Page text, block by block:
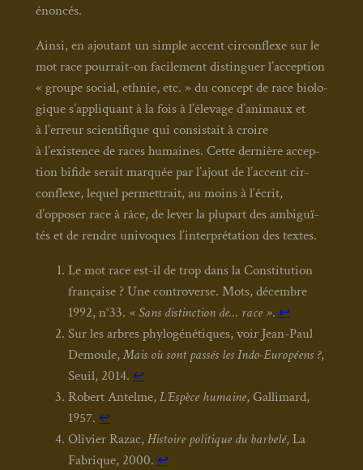
énon­cés.
Ain­si, en ajou­tant un simple accent cir­con­flexe sur le
mot race pour­rait-on faci­le­ment dis­tin­guer l’acception
« groupe social, eth­nie, etc. » du concept de race bio­lo­
gique s’appliquant à la fois à l’élevage d’animaux et
à l’erreur scien­ti­fique qui consis­tait à croire
à l’existence de races humaines. Cette der­nière accep­
tion bifide serait mar­quée par l’ajout de l’accent cir­
con­flexe, lequel per­met­trait, au moins à l’écrit,
d’opposer race à râce, de lever la plu­part des ambi­guï­
tés et de rendre uni­voques l’interprétation des textes.
Le mot race est-il de trop dans la Consti­tu­tion
fran­çaise ? Une contro­verse. Mots, décembre
1992, n°33. « Sans dis­tinc­tion de… race ». ↩︎
Sur les arbres phy­lo­gé­né­tiques, voir Jean-Paul
Demoule,Mais où sont pas­sés les Indo-Euro­péens ?,
Seuil, 2014. ↩︎
Robert Antelme,L’Espèce humaine, Gal­li­mard,
1957. ↩︎
Oli­vier Razac,His­toire poli­tique du bar­be­lé, La
Fabrique, 2000. ↩︎